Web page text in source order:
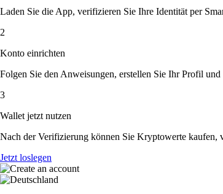
Laden Sie die App, verifizieren Sie Ihre Identität per
2
Konto einrichten
Folgen Sie den Anweisungen, erstellen Sie Ihr Profil und
3
Wallet jetzt nutzen
Nach der Verifizierung können Sie Kryptowerte kaufen,
Jetzt loslegen